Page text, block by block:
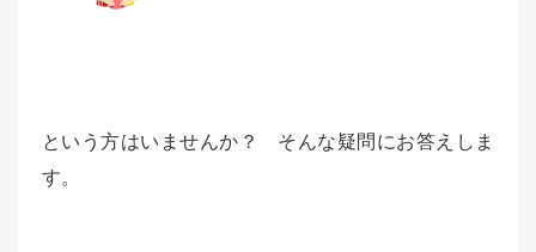
という方はいませんか？ そんな疑問にお答えしま
す。